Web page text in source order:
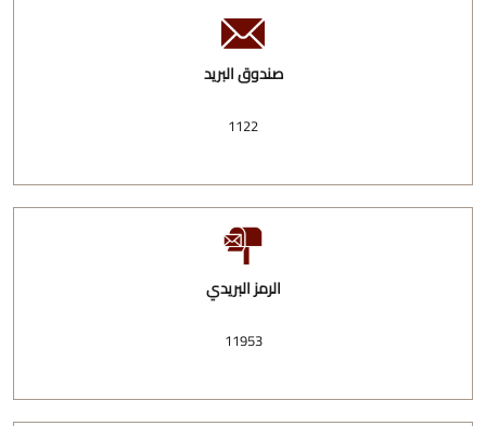
صندوق البريد
1122
الرمز البريدي
11953